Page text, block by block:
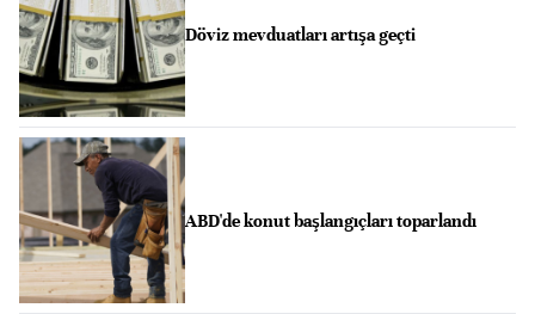
Döviz mevduatları artışa geçti
ABD'de konut başlangıçları toparlandı